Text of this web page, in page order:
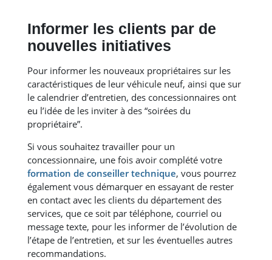
Informer les clients par de
nouvelles initiatives
Pour informer les nouveaux propriétaires sur les
caractéristiques de leur véhicule neuf, ainsi que sur
le calendrier d’entretien, des concessionnaires ont
eu l’idée de les inviter à des “soirées du
propriétaire”.
Si vous souhaitez travailler pour un
concessionnaire, une fois avoir complété votre
formation de conseiller technique, vous pourrez
également vous démarquer en essayant de rester
en contact avec les clients du département des
services, que ce soit par téléphone, courriel ou
message texte, pour les informer de l’évolution de
l’étape de l’entretien, et sur les éventuelles autres
recommandations.